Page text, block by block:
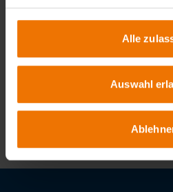
Alle
Auswahl
Ansprechpartner
+49 203 3781-155